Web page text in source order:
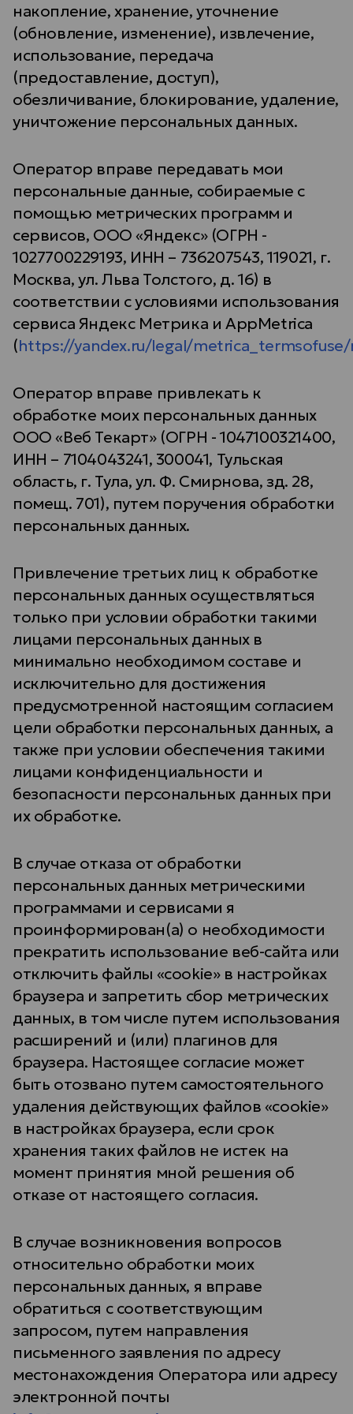
накопление, хранение, уточнение
(обновление, изменение), извлечение,
использование, передача
(предоставление, доступ),
обезличивание, блокирование, удаление,
уничтожение персональных данных.
Оператор вправе передавать мои
персональные данные, собираемые с
помощью метрических программ и
сервисов, ООО «Яндекс» (ОГРН -
1027700229193, ИНН – 736207543, 119021, г.
Москва, ул. Льва Толстого, д. 16) в
соответствии с условиями использования
сервиса Яндекс Метрика и AppMetrica
(https://yandex.ru/legal/
Оператор вправе привлекать к
обработке моих персональных данных
ООО «Веб Текарт» (ОГРН - 1047100321400,
ИНН – 7104043241, 300041, Тульская
область, г. Тула, ул. Ф. Смирнова, зд. 28,
помещ. 701), путем поручения обработки
персональных данных.
Привлечение третьих лиц к обработке
персональных данных осуществляться
только при условии обработки такими
лицами персональных данных в
минимально необходимом составе и
исключительно для достижения
предусмотренной настоящим согласием
цели обработки персональных данных, а
также при условии обеспечения такими
лицами конфиденциальности и
безопасности персональных данных при
их обработке.
В случае отказа от обработки
персональных данных метрическими
программами и сервисами я
проинформирован(а) о необходимости
прекратить использование веб-сайта или
отключить файлы «cookie» в настройках
браузера и запретить сбор метрических
данных, в том числе путем использования
расширений и (или) плагинов для
браузера. Настоящее согласие может
быть отозвано путем самостоятельного
удаления действующих файлов «cookie»
в настройках браузера, если срок
хранения таких файлов не истек на
момент принятия мной решения об
отказе от настоящего согласия.
В случае возникновения вопросов
относительно обработки моих
персональных данных, я вправе
обратиться с соответствующим
запросом, путем направления
письменного заявления по адресу
местонахождения Оператора или адресу
электронной почты